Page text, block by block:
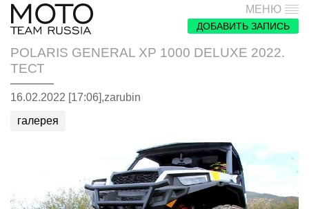
МЕНЮ
ДОБАВИТЬ ЗАПИСЬ
POLARIS GENERAL XP 1000 DELUXE 2022.
ТЕСТ
16.02.2022 [17:06],zarubin
галерея